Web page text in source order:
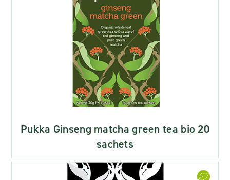
Pukka Ginseng matcha green tea bio 20
sachets